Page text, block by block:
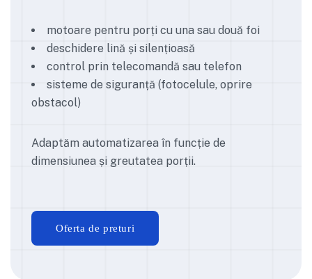
motoare pentru porți cu una sau două foi
deschidere lină și silențioasă
control prin telecomandă sau telefon
sisteme de siguranță (fotocelule, oprire
obstacol)
Adaptăm automatizarea în funcție de
dimensiunea și greutatea porții.